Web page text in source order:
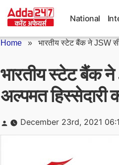
National
Home » भारतीय स्टेट बैंक ने JSW
भारतीय स्टेट बैंक
अल्पमत हिस्सेदारी
Posted
by
December 23rd, 2021